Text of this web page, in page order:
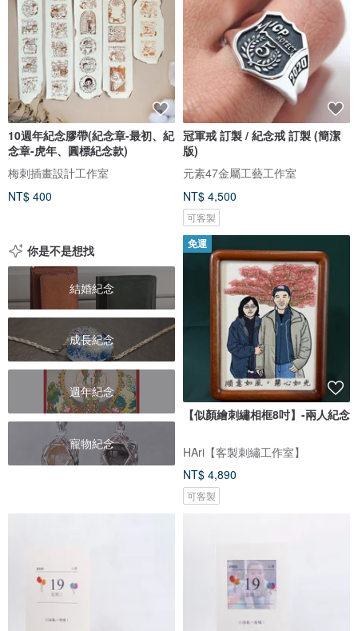
10週年紀念膠帶(紀念章-最初、紀
念章-虎年、圓標紀念款)
梅刺插畫設計工作室
NT$ 400
冠軍戒 訂製 / 紀念戒 訂製 (簡潔
版)
元素47金屬工藝工作室
NT$ 4,500
可客製
你是不是想找
結婚紀念
成長紀念
週年紀念
寵物紀念
免運
【似顏繪刺繡相框8吋】-兩人紀念
HAri【客製刺繡工作室】
NT$ 4,890
可客製